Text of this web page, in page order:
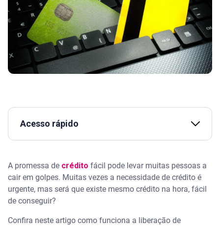
Acesso rápido
O que é crédito fácil
Tipos de crédito fácil disponíveis
A promessa de crédito fácil pode levar muitas pessoas a
cair em golpes. Muitas vezes a necessidade de crédito é
urgente, mas será que existe mesmo crédito na hora, fácil
de conseguir?
Confira neste artigo como funciona a liberação de